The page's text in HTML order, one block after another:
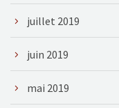
juillet 2019
juin 2019
mai 2019